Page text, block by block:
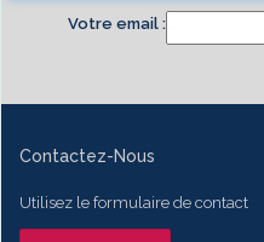
Votre email
Contactez-Nous
Utilisez le formulaire de contact